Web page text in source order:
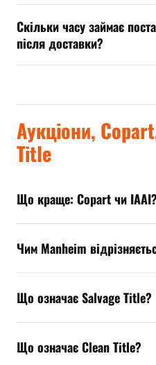
Скільки часу займає
після доставки?
Аукціони,
Title
Що краще: Copart чи IAAI?
Чим Manheim
Що означає Salvage Title?
Що означає Clean Title?